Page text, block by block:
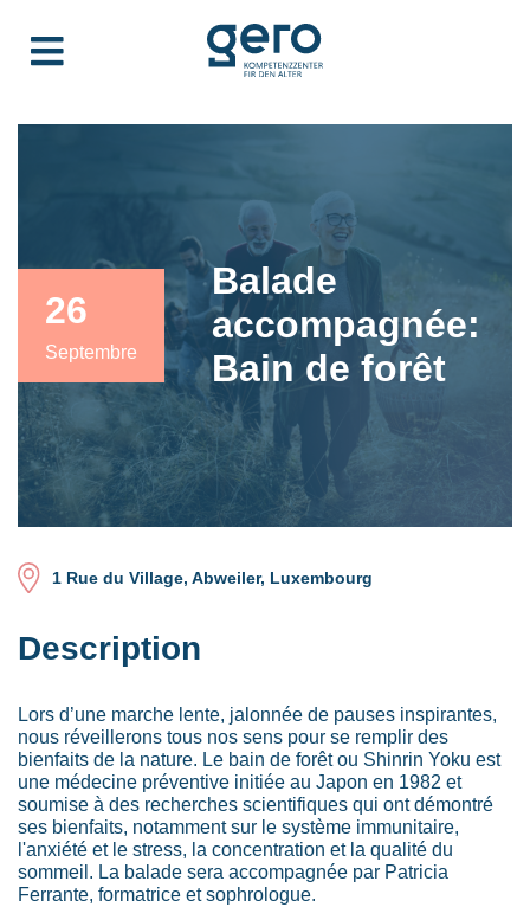
26
Septembre
Balade
accompagnée:
Bain de forêt
1 Rue du Village, Abweiler, Luxembourg
Description
Lors d’une marche lente, jalonnée de pauses inspirantes,
nous réveillerons tous nos sens pour se remplir des
bienfaits de la nature. Le bain de forêt ou Shinrin Yoku est
une médecine préventive initiée au Japon en 1982 et
soumise à des recherches scientifiques qui ont démontré
ses bienfaits, notamment sur le système immunitaire,
l'anxiété et le stress, la concentration et la qualité du
sommeil. La balade sera accompagnée par Patricia
Ferrante, formatrice et sophrologue.